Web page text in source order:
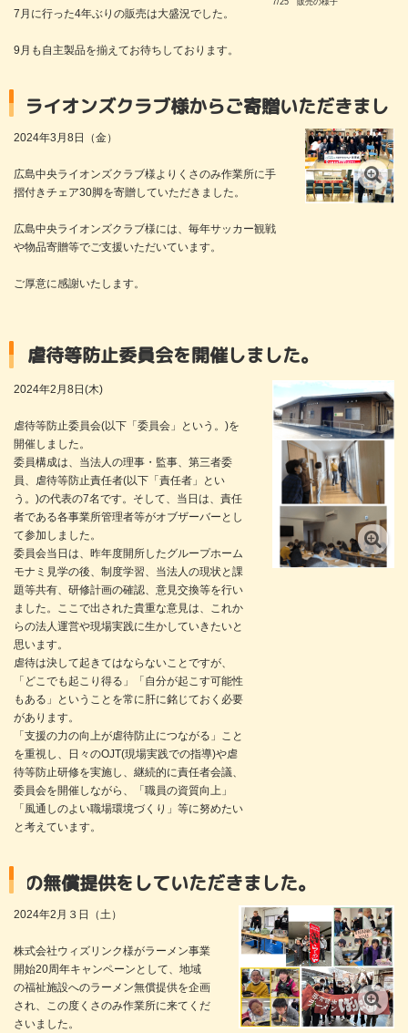
7/25 販売の様子
7月に行った4年ぶりの販売は大盛況でした。
9月も自主製品を揃えてお待ちしております。
ブ様からご寄贈いただきました。
2024年3月8日（金）
広島中央ライオンズクラブ様よりくさのみ作業所に手
摺付きチェア30脚を寄贈していただきました。
広島中央ライオンズクラブ様には、毎年サッカー観戦
や物品寄贈等でご支援いただいています。
ご厚意に感謝いたします。
虐待等防止委員会を開催しました。
2024年2月8日(木)
虐待等防止委員会(以下「委員会」という。)を
開催しました。
委員構成は、当法人の理事・監事、第三者委
員、虐待等防止責任者(以下「責任者」とい
う。)の代表の7名です。そして、当日は、責任
者である各事業所管理者等がオブザーバーとし
て参加しました。
委員会当日は、昨年度開所したグループホーム
モナミ見学の後、制度学習、当法人の現状と課
題等共有、研修計画の確認、意見交換等を行い
ました。ここで出された貴重な意見は、これか
らの法人運営や現場実践に生かしていきたいと
思います。
虐待は決して起きてはならないことですが、
「どこでも起こり得る」「自分が起こす可能性
もある」ということを常に肝に銘じておく必要
があります。
「支援の力の向上が虐待防止につながる」こと
を重視し、日々のOJT(現場実践での指導)や虐
待等防止研修を実施し、継続的に責任者会議、
委員会を開催しながら、「職員の資質向上」
「風通しのよい職場環境づくり」等に努めたい
と考えています。
ていただきました。
2024年2月３日（土）
株式会社ウィズリンク様がラーメン事業
開始20周年キャンペーンとして、地域
の福祉施設へのラーメン無償提供を企画
され、この度くさのみ作業所に来てくだ
さいました。